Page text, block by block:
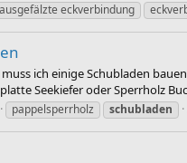
ausgefälzte eckverbindung
ich einige Schubladen
Seekiefer oder Sperrholz
pappelsperrholz schubladen